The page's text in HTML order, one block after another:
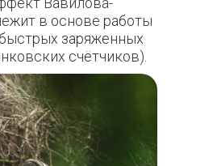
в основе работы
заряженных
счётчиков).